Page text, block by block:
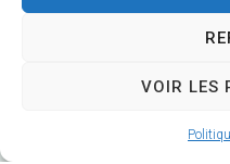
VOIR LES
12 route